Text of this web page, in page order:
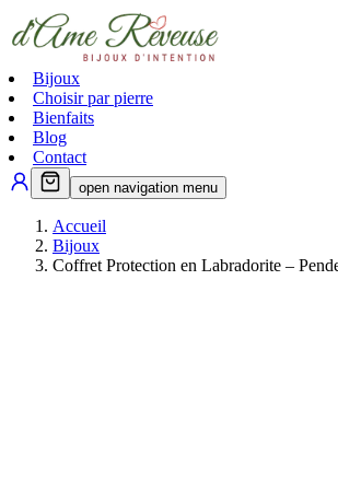
Bijoux
Choisir par pierre
Bienfaits
Blog
Contact
open navigation menu
Accueil
Bijoux
Coffret Protection en Labradorite –